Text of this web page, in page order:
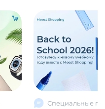
Специальные